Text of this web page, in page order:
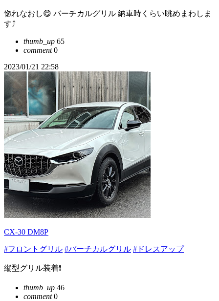
惚れなおし😋 バーチカルグリル 納車時くらい眺めまわしま
す⤴︎
thumb_up 65
comment0
2023/01/21 22:58
CX-30 DM8P
#フロントグリル #バーチカルグリル #ドレスアップ
縦型グリル装着❗️
thumb_up 46
comment0